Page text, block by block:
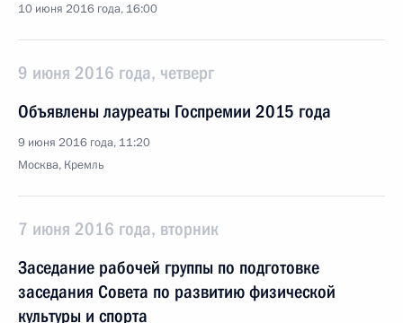
10 июня 2016 года, 16:00
9 июня 2016 года, четверг
Объявлены лауреаты Госпремии 2015 года
9 июня 2016 года, 11:20
Москва, Кремль
7 июня 2016 года, вторник
Заседание рабочей группы по подготовке
заседания Совета по развитию физической
культуры и спорта